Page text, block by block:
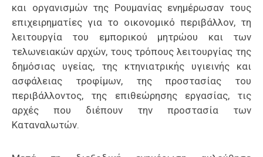
και οργανισμών της Ρουμανίας ενημέρωσαν τους
επιχειρηματίες για το οικονομικό περιβάλλον, τη
λειτουργία του εμπορικού μητρώου και των
τελωνειακών αρχών, τους τρόπους λειτουργίας της
δημόσιας υγείας, της κτηνιατρικής υγιεινής και
ασφάλειας τροφίμων, της προστασίας του
περιβάλλοντος, της επιθεώρησης εργασίας, τις
αρχές που διέπουν την προστασία των
Καταναλωτών.